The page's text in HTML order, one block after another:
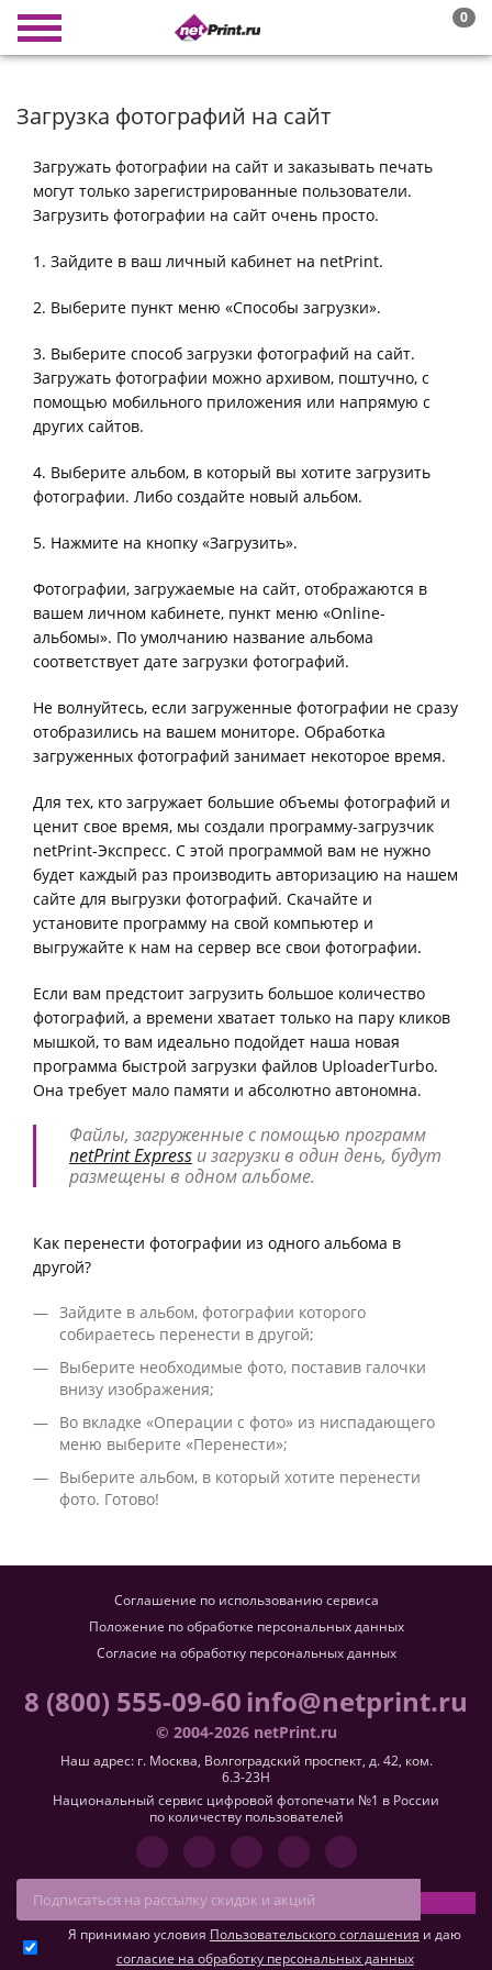
0
Загрузка фотографий на сайт
Загружать фотографии на сайт и заказывать печать
могут только зарегистрированные пользователи.
Загрузить фотографии на сайт очень просто.
1. Зайдите в ваш личный кабинет на netPrint.
2. Выберите пункт меню «Способы загрузки».
3. Выберите способ загрузки фотографий на сайт.
Загружать фотографии можно архивом, поштучно, с
помощью мобильного приложения или напрямую с
других сайтов.
4. Выберите альбом, в который вы хотите загрузить
фотографии. Либо создайте новый альбом.
5. Нажмите на кнопку «Загрузить».
Фотографии, загружаемые на сайт, отображаются в
вашем личном кабинете, пункт меню «Online-
альбомы». По умолчанию название альбома
соответствует дате загрузки фотографий.
Не волнуйтесь, если загруженные фотографии не сразу
отобразились на вашем мониторе. Обработка
загруженных фотографий занимает некоторое время.
Для тех, кто загружает большие объемы фотографий и
ценит свое время, мы создали программу-загрузчик
netPrint-Экспресс. С этой программой вам не нужно
будет каждый раз производить авторизацию на нашем
сайте для выгрузки фотографий. Скачайте и
установите программу на свой компьютер и
выгружайте к нам на сервер все свои фотографии.
Если вам предстоит загрузить большое количество
фотографий, а времени хватает только на пару кликов
мышкой, то вам идеально подойдет наша новая
программа быстрой загрузки файлов UploaderTurbo.
Она требует мало памяти и абсолютно автономна.
Файлы, загруженные с помощью программ
netPrint Express и загрузки в один день, будут
размещены в одном альбоме.
Как перенести фотографии из одного альбома в
другой?
Зайдите в альбом, фотографии которого
собираетесь перенести в другой;
Выберите необходимые фото, поставив галочки
внизу изображения;
Во вкладке «Операции с фото» из ниспадающего
меню выберите «Перенести»;
Выберите альбом, в который хотите перенести
фото. Готово!
Соглашение по использованию сервиса
Положение по обработке персональных данных
Согласие на обработку персональных данных
8 (800) 555-09-60info@netprint.ru
© 2004-2026 netPrint.ru
Наш адрес: г. Москва, Волгоградский проспект, д. 42, ком.
6.3-23H
Национальный сервис цифровой фотопечати №1 в России
по количеству пользователей
Я принимаю условия Пользовательского соглашения и даю
согласие на обработку персональных данных